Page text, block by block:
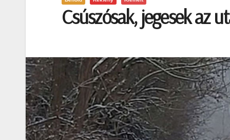
Csúszósak, jegesek az